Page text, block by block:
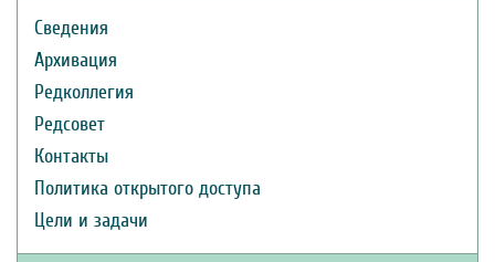
Сведения
Архивация
Редколлегия
Редсовет
Контакты
Политика открытого доступа
Цели и задачи